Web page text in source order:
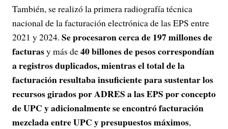
También, se realizó la primera radiografía técnica
nacional de la facturación electrónica de las EPS entre
2021 y 2024. Se procesaron cerca de 197 millones de
facturasy más de40 billones de pesos correspondían
a registros duplicados, mientras el total de la
facturación resultaba insuficiente para sustentar los
recursos girados por ADRES a las EPS por concepto
de UPC y adicionalmente se encontró facturación
mezclada entre UPC y presupuestos máximos,